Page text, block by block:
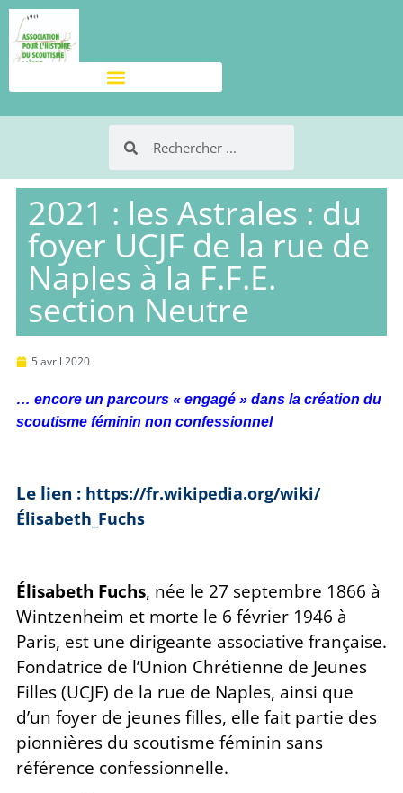
2021 : les Astrales : du
foyer UCJF de la rue de
Naples à la F.F.E.
section Neutre
5 avril 2020
… encore un parcours « engagé » dans la création du
scoutisme féminin non confessionnel
Le lien : https://fr.wikipedia.org/wiki/
Élisabeth_Fuchs
Élisabeth Fuchs, née le 27 septembre 1866 à
Wintzenheim et morte le 6 février 1946 à
Paris, est une dirigeante associative française.
Fondatrice de l’Union Chrétienne de Jeunes
Filles (UCJF) de la rue de Naples, ainsi que
d’un foyer de jeunes filles, elle fait partie des
pionnières du scoutisme féminin sans
référence confessionnelle.